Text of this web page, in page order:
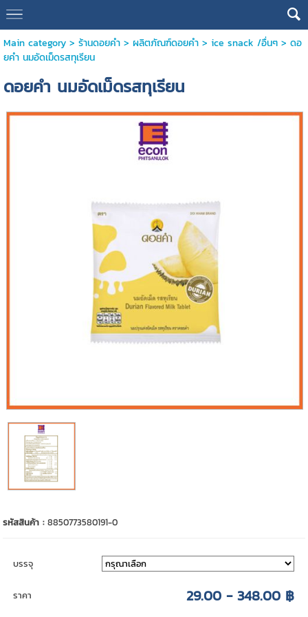
Main category> ร้านดอยคำ> ผลิตภัณฑ์ดอยคำ> ice snack /อื่นๆ> ดอ
ยคำ นมอัดเม็ดรสทุเรียน
ดอยคำ นมอัดเม็ดรสทุเรียน
รหัสสินค้า :8850773580191-0
บรรจุ
ราคา 29.00 - 348.00 ฿